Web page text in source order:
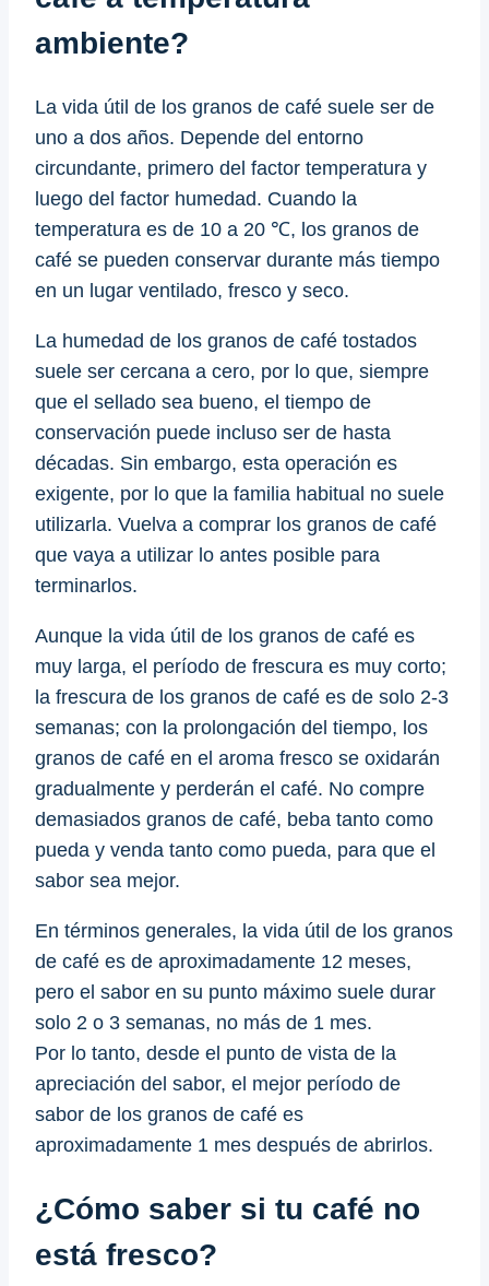
ambiente?
La vida útil de los granos de café suele ser de
uno a dos años. Depende del entorno
circundante, primero del factor temperatura y
luego del factor humedad. Cuando la
temperatura es de 10 a 20 ℃, los granos de
café se pueden conservar durante más tiempo
en un lugar ventilado, fresco y seco.
La humedad de los granos de café tostados
suele ser cercana a cero, por lo que, siempre
que el sellado sea bueno, el tiempo de
conservación puede incluso ser de hasta
décadas. Sin embargo, esta operación es
exigente, por lo que la familia habitual no suele
utilizarla. Vuelva a comprar los granos de café
que vaya a utilizar lo antes posible para
terminarlos.
Aunque la vida útil de los granos de café es
muy larga, el período de frescura es muy corto;
la frescura de los granos de café es de solo 2-3
semanas; con la prolongación del tiempo, los
granos de café en el aroma fresco se oxidarán
gradualmente y perderán el café. No compre
demasiados granos de café, beba tanto como
pueda y venda tanto como pueda, para que el
sabor sea mejor.
En términos generales, la vida útil de los granos
de café es de aproximadamente 12 meses,
pero el sabor en su punto máximo suele durar
solo 2 o 3 semanas, no más de 1 mes.
Por lo tanto, desde el punto de vista de la
apreciación del sabor, el mejor período de
sabor de los granos de café es
aproximadamente 1 mes después de abrirlos.
¿Cómo saber si tu café no
está fresco?